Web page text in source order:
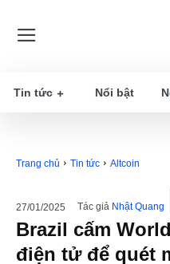
Tin tức Nổi bật
Trang chủ Tin tức Altcoin
27/01/2025 Tác giả Nhật Quang
Brazil cấm
điện tử để quét